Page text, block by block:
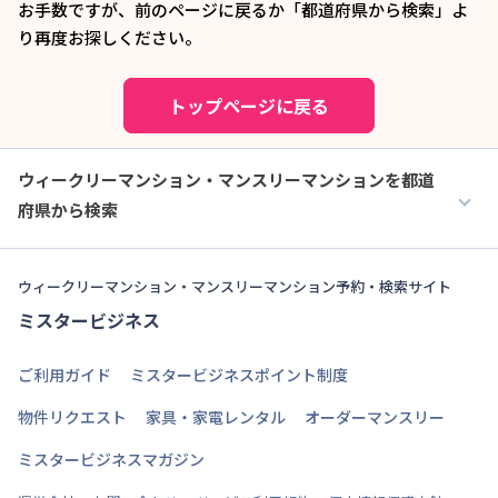
お手数ですが、前のページに戻るか「都道府県から検索」よ
り再度お探しください。
トップページに戻る
ウィークリーマンション・マンスリーマンションを都道
府県から検索
ウィークリーマンション・マンスリーマンション予約・検索サイト
ミスタービジネス
ご利用ガイド
ミスタービジネスポイント制度
物件リクエスト
家具・家電レンタル
オーダーマンスリー
ミスタービジネスマガジン